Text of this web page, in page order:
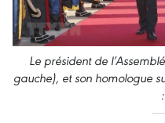
Le président de
gauche), et son homologue